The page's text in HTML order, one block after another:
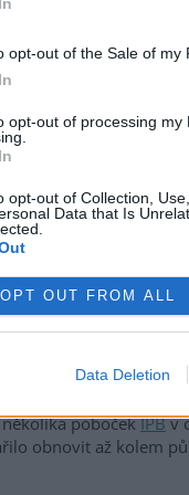
opt-out of the Sale of my
opt-out of processing my
opt-out of Collection,
Data that Is
OPT OUT FROM ALL
Data Deletion
EkoListu
úterý 26. září, kdy se
anarchisté a
centrum
zasedání
. Demonstranti se
skončil na
pod Vyšehrad. V
dav zaútočil
lahvemi na policisty,
snažili zabránit.
kdy
zničili výlohy a
a rozbily výlohy
pobočekIPBv
obnovit až kolem